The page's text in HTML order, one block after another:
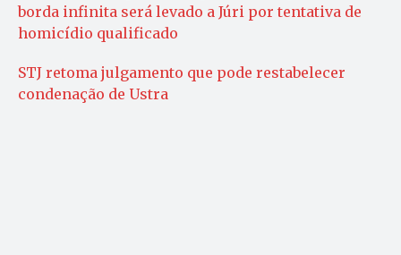
borda infinita será levado a Júri por tentativa de
homicídio qualificado
STJ retoma julgamento que pode restabelecer
condenação de Ustra